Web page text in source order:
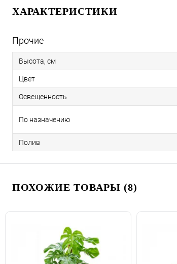
ХАРАКТЕРИСТИКИ
Прочие
Высота, см
Цвет
Освещенность
По назначению
Полив
ПОХОЖИЕ ТОВАРЫ (8)